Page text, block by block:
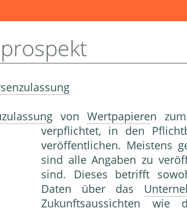
von Wertpapieren
verpflichtet, in den
veröffentlichen. Meistens
sind alle Angaben zu
sind. Dieses betrifft
Daten über das
Zukunftsaussichten